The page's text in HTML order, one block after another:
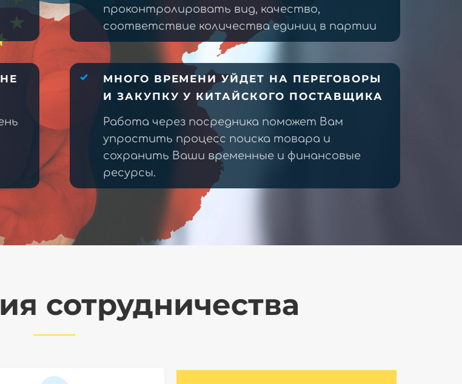
проконтролировать вид, качество,
соответствие количества единиц в партии
МНОГО ВРЕМЕНИ УЙДЕТ НА ПЕРЕГОВОРЫ
И ЗАКУПКУ У КИТАЙСКОГО ПОСТАВЩИКА
Работа через посредника поможет Вам
упростить процесс поиска товара и
сохранить Ваши временные и финансовые
ресурсы.
сотрудничества